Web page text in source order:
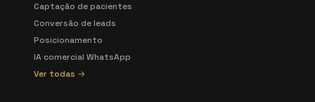
Captação de pacientes
Conversão de leads
Posicionamento
IA comercial WhatsApp
Ver todas →